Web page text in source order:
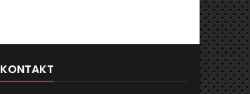
KONTAKT